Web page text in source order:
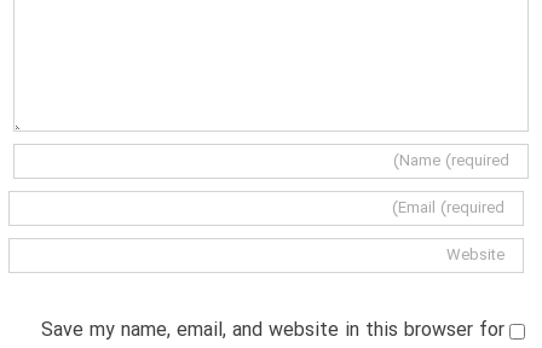
Save my name, email, and website in this browser for